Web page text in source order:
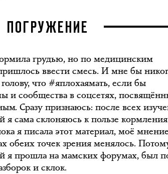
ПОГРУЖЕНИЕ
грудью, но по медицинским
ввести смесь. И мне бы
что #яплохаямать, если бы
и сообщества в соцсетях,
Сразу признаюсь: после всех
я сама склоняюсь к пользе кормления
я писала этот материал, моё мнение
обеих точек зрения менялось.
я прошла на мамских форумах, был
и склок.